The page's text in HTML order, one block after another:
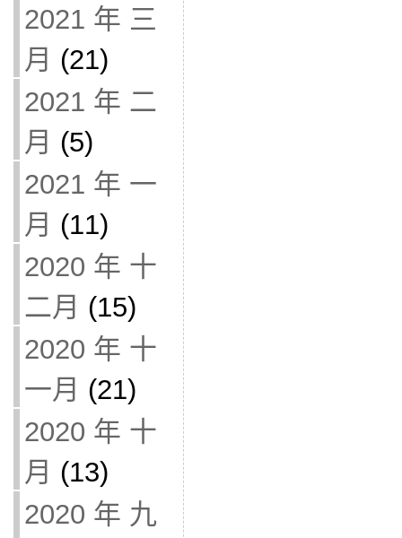
2021 年 三
月 (21)
2021 年 二
月 (5)
2021 年 一
月 (11)
2020 年 十
二月 (15)
2020 年 十
一月 (21)
2020 年 十
月 (13)
2020 年 九